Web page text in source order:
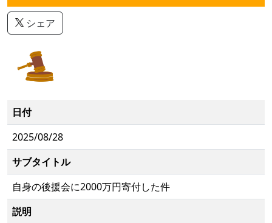
シェア
日付
2025/08/28
サブタイトル
自身の後援会に2000万円寄付した件
説明